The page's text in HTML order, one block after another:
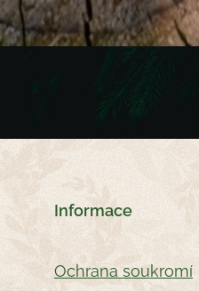
Informace
Ochrana soukromí